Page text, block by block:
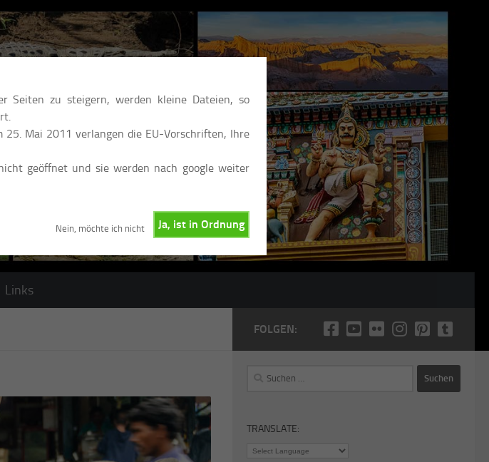
Seiten zu steigern, werden kleine Dateien, so
25. Mai 2011 verlangen die EU-Vorschriften, Ihre
geöffnet und sie werden nach google weiter
Ja, ist in Ordnung
Nein, möchte ich nicht
Links
FOLGEN:
Suchen
TRANSLATE: